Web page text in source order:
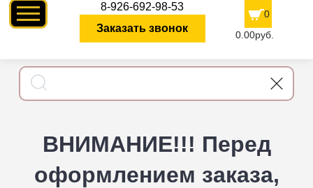
8-926-692-98-53
Заказать звонок
0
0.00руб.
ВНИМАНИЕ!!! Перед
оформлением заказа,